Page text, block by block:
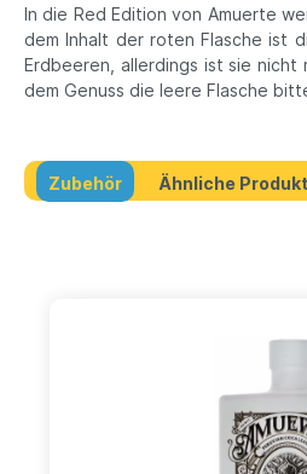
In die Red Edition von Amuerte
dem Inhalt der roten Flasche ist
Erdbeeren, allerdings ist sie nicht
dem Genuss die leere Flasche
Zubehör Ähnliche